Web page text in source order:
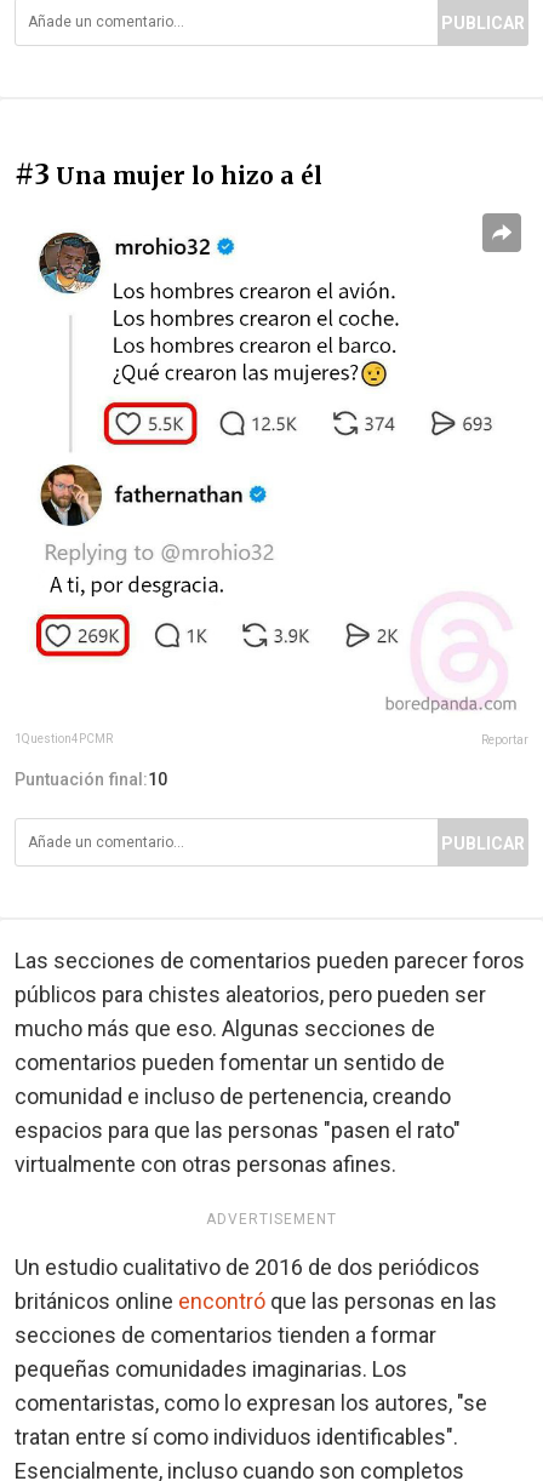
PUBLICAR
#3 Una mujer lo hizo a él
1Question4PCMR Reportar
Puntuación final:10
PUBLICAR
Las secciones de comentarios pueden parecer foros
públicos para chistes aleatorios, pero pueden ser
mucho más que eso. Algunas secciones de
comentarios pueden fomentar un sentido de
comunidad e incluso de pertenencia, creando
espacios para que las personas "pasen el rato"
virtualmente con otras personas afines.
ADVERTISEMENT
Un estudio cualitativo de 2016 de dos periódicos
británicos online encontró que las personas en las
secciones de comentarios tienden a formar
pequeñas comunidades imaginarias. Los
comentaristas, como lo expresan los autores, "se
tratan entre sí como individuos identificables".
Esencialmente, incluso cuando son completos